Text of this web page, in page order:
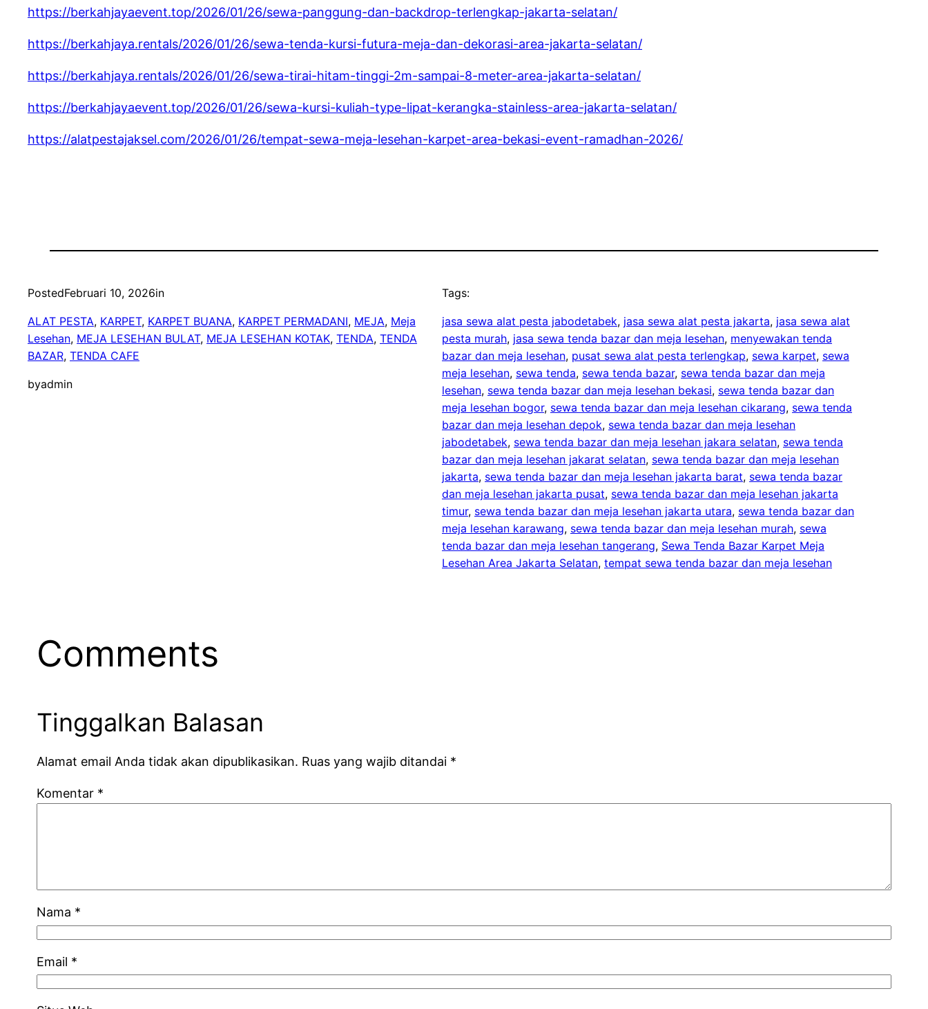
https://berkahjayaevent.top/2026/01/26/sewa-panggung-dan-backdrop-terlengkap-jakarta-selatan/
https://berkahjaya.rentals/2026/01/26/sewa-tenda-kursi-futura-meja-dan-dekorasi-area-jakarta-selatan/
https://berkahjaya.rentals/2026/01/26/sewa-tirai-hitam-tinggi-2m-sampai-8-meter-area-jakarta-selatan/
https://berkahjayaevent.top/2026/01/26/sewa-kursi-kuliah-type-lipat-kerangka-stainless-area-jakarta-selatan/
https://alatpestajaksel.com/2026/01/26/tempat-sewa-meja-lesehan-karpet-area-bekasi-event-ramadhan-2026/
PostedFebruari 10, 2026in
ALAT PESTA, KARPET, KARPET BUANA, KARPET PERMADANI, MEJA, Meja
Lesehan, MEJA LESEHAN BULAT, MEJA LESEHAN KOTAK, TENDA, TENDA
BAZAR, TENDA CAFE
byadmin
Tags:
jasa sewa alat pesta jabodetabek, jasa sewa alat pesta jakarta, jasa sewa alat
pesta murah, jasa sewa tenda bazar dan meja lesehan, menyewakan tenda
bazar dan meja lesehan, pusat sewa alat pesta terlengkap, sewa karpet, sewa
meja lesehan, sewa tenda, sewa tenda bazar, sewa tenda bazar dan meja
lesehan, sewa tenda bazar dan meja lesehan bekasi, sewa tenda bazar dan
meja lesehan bogor, sewa tenda bazar dan meja lesehan cikarang, sewa tenda
bazar dan meja lesehan depok, sewa tenda bazar dan meja lesehan
jabodetabek, sewa tenda bazar dan meja lesehan jakara selatan, sewa tenda
bazar dan meja lesehan jakarat selatan, sewa tenda bazar dan meja lesehan
jakarta, sewa tenda bazar dan meja lesehan jakarta barat, sewa tenda bazar
dan meja lesehan jakarta pusat, sewa tenda bazar dan meja lesehan jakarta
timur, sewa tenda bazar dan meja lesehan jakarta utara, sewa tenda bazar dan
meja lesehan karawang, sewa tenda bazar dan meja lesehan murah, sewa
tenda bazar dan meja lesehan tangerang, Sewa Tenda Bazar Karpet Meja
Lesehan Area Jakarta Selatan, tempat sewa tenda bazar dan meja lesehan
Comments
Tinggalkan Balasan
Alamat email Anda tidak akan dipublikasikan. Ruas yang wajib ditandai *
Komentar *
Nama *
Email *